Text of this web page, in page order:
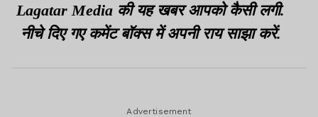
Lagatar Media की यह खबर आपको कैसी लगी.
नीचे दिए गए कमेंट बॉक्स में अपनी राय साझा करें.
Advertisement